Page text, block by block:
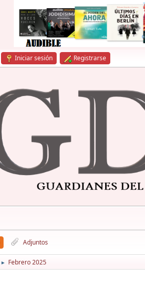
Iniciar sesión Registrarse
Adjuntos
► Febrero 2025